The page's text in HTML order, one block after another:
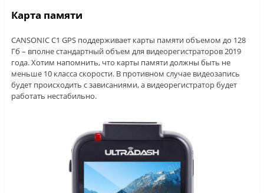
Карта памяти
CANSONIC C1 GPS поддерживает карты памяти объемом до 128
Гб – вполне стандартный объем для видеорегистраторов 2019
года. Хотим напомнить, что карты памяти должны быть не
меньше 10 класса скорости. В противном случае видеозапись
будет происходить с зависаниями, а видеорегистратор будет
работать нестабильно.